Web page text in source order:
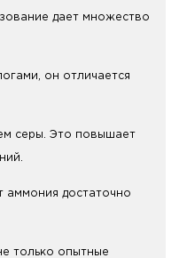
дает множество
он отличается
серы. Это повышает
аммония достаточно
только опытные